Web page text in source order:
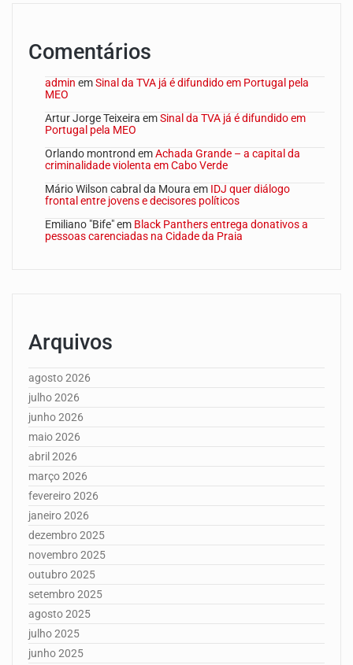
Comentários
admin emSinal da TVA já é difundido em Portugal pela
MEO
Artur Jorge Teixeira emSinal da TVA já é difundido em
Portugal pela MEO
Orlando montrond emAchada Grande – a capital da
criminalidade violenta em Cabo Verde
Mário Wilson cabral da Moura em IDJ quer diálogo
frontal entre jovens e decisores políticos
Emiliano "Bife"em Black Panthers entrega donativos a
pessoas carenciadas na Cidade da Praia
Arquivos
agosto 2026
julho 2026
junho 2026
maio 2026
abril 2026
março 2026
fevereiro 2026
janeiro 2026
dezembro 2025
novembro 2025
outubro 2025
setembro 2025
agosto 2025
julho 2025
junho 2025